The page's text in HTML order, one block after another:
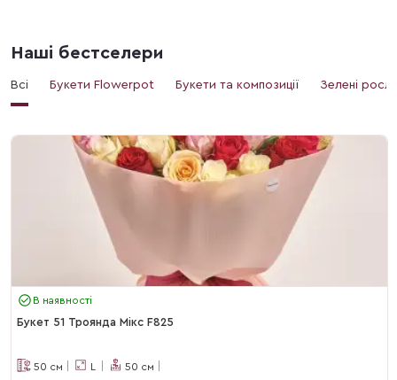
Наші бестселери
Всі Букети Flowerpot Букети та композиції Зелені
В наявності
Букет 51 Троянда Мікс F825
50 см L 50 см